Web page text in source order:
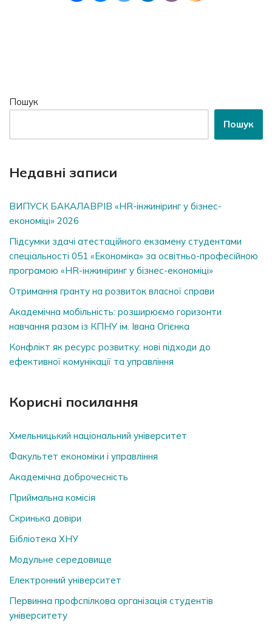
Пошук
Пошук
Недавні записи
ВИПУСК БАКАЛАВРІВ «HR-інжиніринг у бізнес-
економіці» 2026
Підсумки здачі атестаційного екзамену студентами
спеціальності 051 «Економіка» за освітньо-професійною
програмою «HR-інжиніринг у бізнес-економіці»
Отримання гранту на розвиток власної справи
Академічна мобільність: розширюємо горизонти
навчання разом із КПНУ ім. Івана Огієнка
Конфлікт як ресурс розвитку: нові підходи до
ефективної комунікації та управління
Корисні посилання
Хмельницький національний університет
Факультет економіки і управління
Академічна доброчесність
Приймальна комісія
Скринька довiри
Бібліотека ХНУ
Модульне середовище
Електронний університет
Первинна профспілкова організація студентів
університету